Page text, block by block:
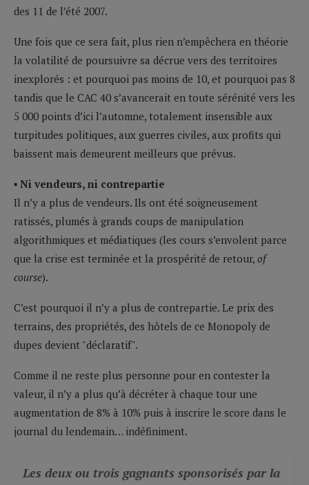
des 11 de l’été 2007.
Une fois que ce sera fait, plus rien n’empêchera en théorie
la volatilité de poursuivre sa décrue vers des territoires
inexplorés : et pourquoi pas moins de 10, et pourquoi pas 8
tandis que le CAC 40 s’avancerait en toute sérénité vers les
5 000 points d’ici l’automne, totalement insensible aux
turpitudes politiques, aux guerres civiles, aux profits qui
baissent mais demeurent meilleurs que prévus.
▪ Ni vendeurs, ni contrepartie
Il n’y a plus de vendeurs. Ils ont été soigneusement
ratissés, plumés à grands coups de manipulation
algorithmiques et médiatiques (les cours s’envolent parce
que la crise est terminée et la prospérité de retour, of
course).
C’est pourquoi il n’y a plus de contrepartie. Le prix des
terrains, des propriétés, des hôtels de ce Monopoly de
dupes devient "déclaratif".
Comme il ne reste plus personne pour en contester la
valeur, il n’y a plus qu’à décréter à chaque tour une
augmentation de 8% à 10% puis à inscrire le score dans le
journal du lendemain… indéfiniment.
Les deux ou trois gagnants sponsorisés par la